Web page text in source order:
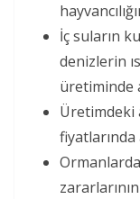
İç suların
denizlerin
üretiminde
Üretimdeki
fiyatlarında